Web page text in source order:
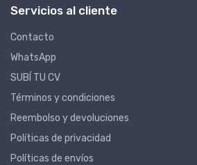
Servicios al cliente
Contacto
WhatsApp
SUBÍ TU CV
Términos y condiciones
Reembolso y devoluciones
Políticas de privacidad
Políticas de envíos